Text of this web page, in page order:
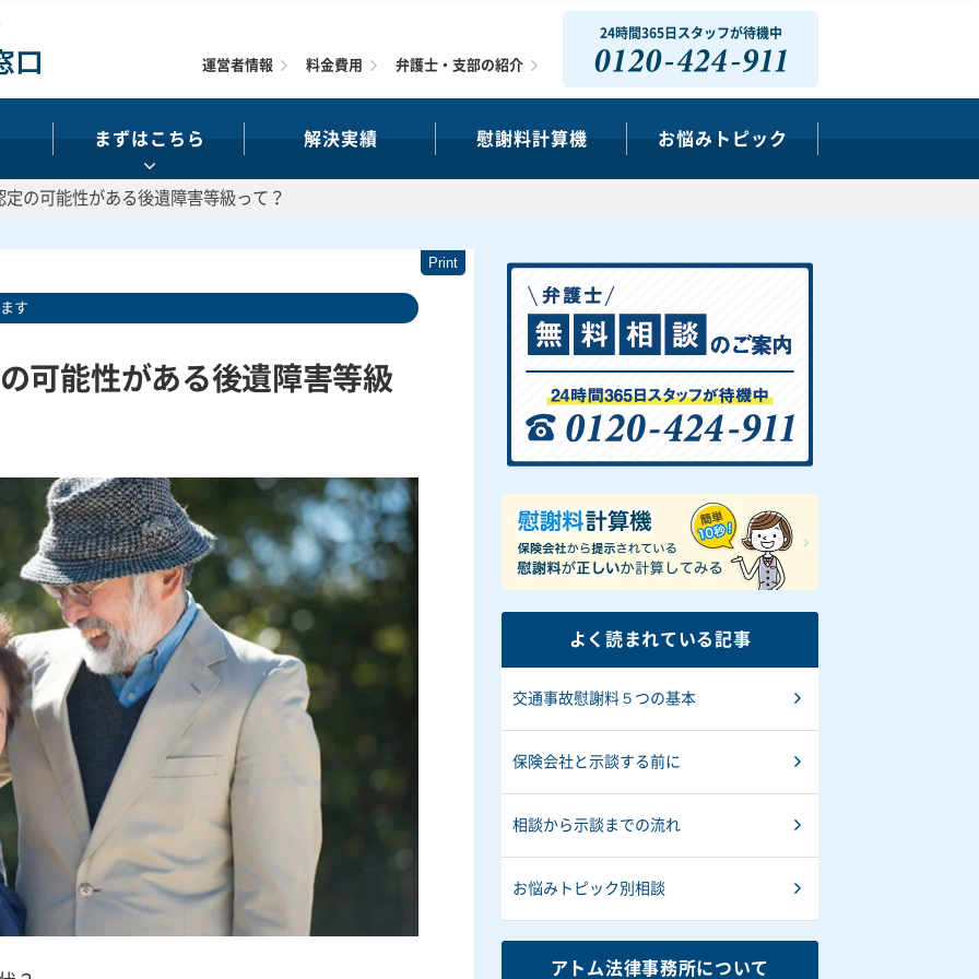
24時間365日スタッフが待機中
0120-424-911
まずはこちら 解決実績 慰謝料計算機 お悩みトピック
運営者情報 料金費用 弁護士・支部の紹介
の可能性がある後遺障害等級って？
す
可能性がある後遺障害等級
よく読まれている記事
交通事故慰謝料５つの基本
保険会社と示談する前に
相談から示談までの流れ
お悩みトピック別相談
アトム法律事務所について